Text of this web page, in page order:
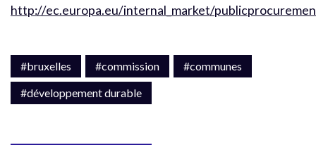
http://ec.europa.eu/internal_market/
#bruxelles #commission
#communes
#développement durable